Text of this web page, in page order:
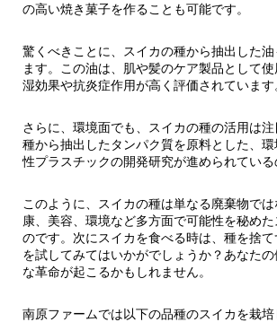
の高い焼き菓子を作ることも可能です。
驚くべきことに、スイカの種から抽出した
ます。この油は、肌や髪のケア製品として
湿効果や抗炎症作用が高く評価されています
さらに、環境面でも、スイカの種の活用は注
種から抽出したタンパク質を原料とした、
性プラスチックの開発研究が進められている
このように、スイカの種は単なる廃棄物で
康、美容、環境など多方面で可能性を秘め
のです。次にスイカを食べる時は、種を捨
を試してみてはいかがでしょうか？あなた
な革命が起こるかもしれません。
南原ファームでは以下の品種のスイカを栽